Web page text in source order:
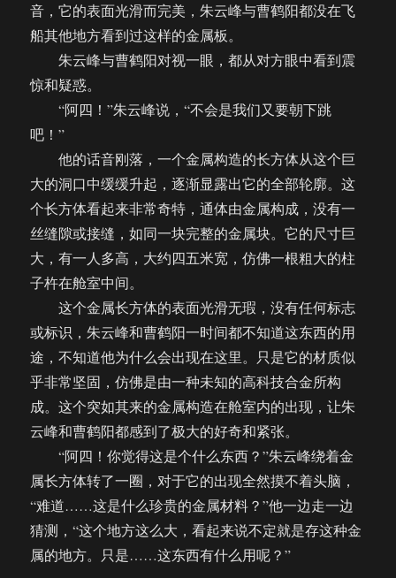
音，它的表面光滑而完美，朱云峰与曹鹤阳都没在飞
船其他地方看到过这样的金属板。
朱云峰与曹鹤阳对视一眼，都从对方眼中看到震
惊和疑惑。
“阿四！”朱云峰说，“不会是我们又要朝下跳
吧！”
他的话音刚落，一个金属构造的长方体从这个巨
大的洞口中缓缓升起，逐渐显露出它的全部轮廓。这
个长方体看起来非常奇特，通体由金属构成，没有一
丝缝隙或接缝，如同一块完整的金属块。它的尺寸巨
大，有一人多高，大约四五米宽，仿佛一根粗大的柱
子杵在舱室中间。
这个金属长方体的表面光滑无瑕，没有任何标志
或标识，朱云峰和曹鹤阳一时间都不知道这东西的用
途，不知道他为什么会出现在这里。只是它的材质似
乎非常坚固，仿佛是由一种未知的高科技合金所构
成。这个突如其来的金属构造在舱室内的出现，让朱
云峰和曹鹤阳都感到了极大的好奇和紧张。
“阿四！你觉得这是个什么东西？”朱云峰绕着金
属长方体转了一圈，对于它的出现全然摸不着头脑，
“难道……这是什么珍贵的金属材料？”他一边走一边
猜测，“这个地方这么大，看起来说不定就是存这种金
属的地方。只是……这东西有什么用呢？”